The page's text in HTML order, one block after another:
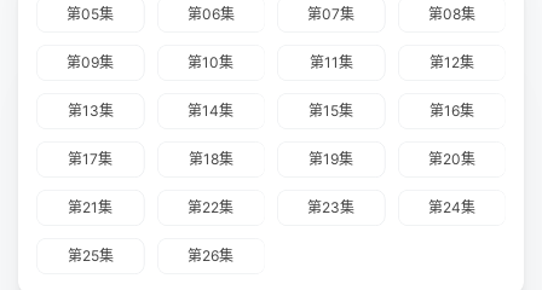
第05集 第06集 第07集 第08集
第09集 第10集 第11集 第12集
第13集 第14集 第15集 第16集
第17集 第18集 第19集 第20集
第21集 第22集 第23集 第24集
第25集 第26集